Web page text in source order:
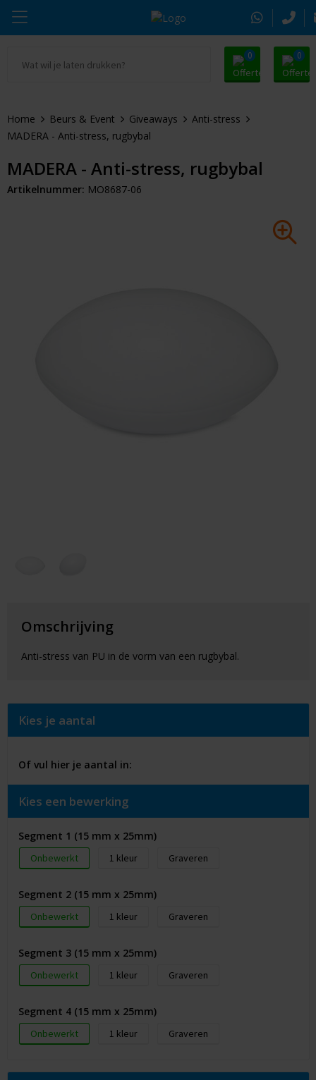
0 0
Drinkwaren
Tassen & Reizen
Alle promosnoepje
Zomer
Kerst
Thule
Alle merken
Home Beurs & Event Giveaways
Anti-stress
MADERA - Anti-stress, rugbybal
MADERA - Anti-stress, rugbybal
Artikelnummer: MO8687-06
Omschrijving
Anti-stress van PU in de vorm van een rugbybal.
Kies je aantal
Of vul hier je aantal in:
Kies een bewerking
Segment 1 (15 mm x 25mm)
Onbewerkt 1 Graveren
Segment 2 (15 mm x 25mm)
Onbewerkt 1 Graveren
Segment 3 (15 mm x 25mm)
Onbewerkt 1 Graveren
Segment 4 (15 mm x 25mm)
Onbewerkt 1 Graveren